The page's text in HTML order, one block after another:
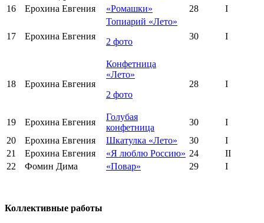
16
Ерохина Евгения «Ромашки» 28 I
17 Ерохина Евгения
Топиарий «Лето»
2 фото
30 I
18 Ерохина Евгения
Конфетница
«Лето»
2 фото
28 I
19 Ерохина Евгения
Голубая
конфетница
30
I
20
Ерохина Евгения Шкатулка «Лето» 30
I
21
Ерохина Евгения «Я люблю Россию» 24
II
22
Фомин Дима «Повар» 29 I
Коллективные работы